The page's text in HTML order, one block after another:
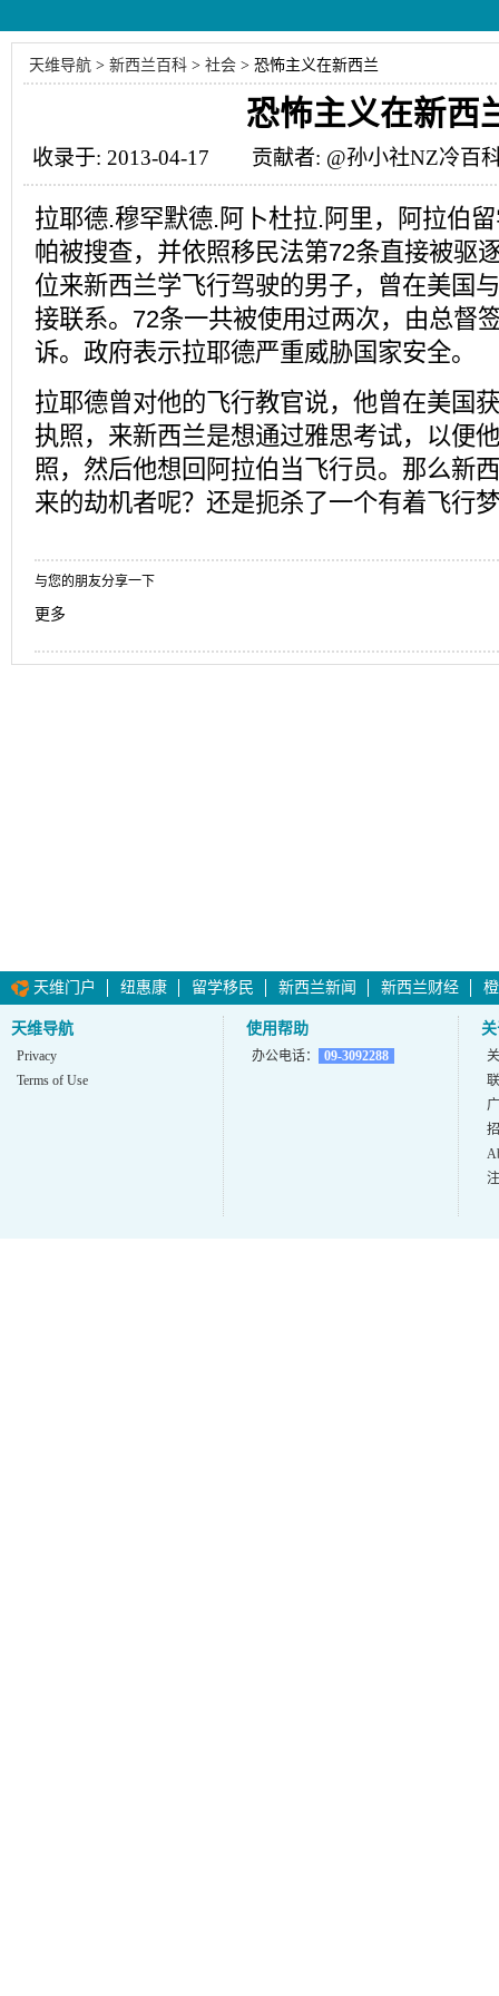
天维导航 > 新西兰百科 > 社会 > 恐怖主义在新西兰
恐怖主义在新西
收录于: 2013-04-17 贡献者: @孙小社NZ冷
拉耶德.穆罕默德.阿卜杜拉.阿里，阿拉伯
帕被搜查，并依照移民法第72条直接被驱
位来新西兰学飞行驾驶的男子，曾在美国
接联系。72条一共被使用过两次，由总督
诉。政府表示拉耶德严重威胁国家安全。
拉耶德曾对他的飞行教官说，他曾在美国
执照，来新西兰是想通过雅思考试，以便
照，然后他想回阿拉伯当飞行员。那么新
来的劫机者呢？还是扼杀了一个有着飞行
与您的朋友分享一下
更多
天维门户 纽惠康 留学移民 新西兰新闻 新西兰财经
天维导航
Privacy
Terms of Use
使用帮助
办公电话： 09-3092288